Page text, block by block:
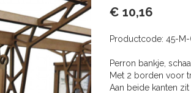
€ 10,16
Productcode: 45-
Perron bankje,
Met 2 borden voor
Aan beide kanten zit